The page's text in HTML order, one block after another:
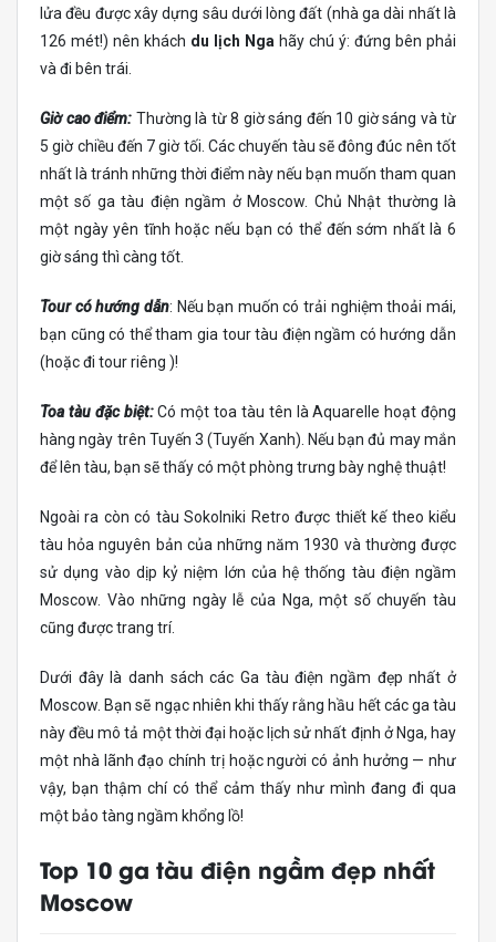
lửa đều được xây dựng sâu dưới lòng đất (nhà ga dài nhất là
126 mét!) nên khách du lịch Nga hãy chú ý: đứng bên phải
và đi bên trái.
Giờ cao điểm: Thường là từ 8 giờ sáng đến 10 giờ sáng và từ
5 giờ chiều đến 7 giờ tối. Các chuyến tàu sẽ đông đúc nên tốt
nhất là tránh những thời điểm này nếu bạn muốn tham quan
một số ga tàu điện ngầm ở Moscow. Chủ Nhật thường là
một ngày yên tĩnh hoặc nếu bạn có thể đến sớm nhất là 6
giờ sáng thì càng tốt.
Tour có hướng dẫn: Nếu bạn muốn có trải nghiệm thoải mái,
bạn cũng có thể tham gia tour tàu điện ngầm có hướng dẫn
(hoặc đi tour riêng )!
Toa tàu đặc biệt:Có một toa tàu tên là Aquarelle hoạt động
hàng ngày trên Tuyến 3 (Tuyến Xanh). Nếu bạn đủ may mắn
để lên tàu, bạn sẽ thấy có một phòng trưng bày nghệ thuật!
Ngoài ra còn có tàu Sokolniki Retro được thiết kế theo kiểu
tàu hỏa nguyên bản của những năm 1930 và thường được
sử dụng vào dịp kỷ niệm lớn của hệ thống tàu điện ngầm
Moscow. Vào những ngày lễ của Nga, một số chuyến tàu
cũng được trang trí.
Dưới đây là danh sách các Ga tàu điện ngầm đẹp nhất ở
Moscow. Bạn sẽ ngạc nhiên khi thấy rằng hầu hết các ga tàu
này đều mô tả một thời đại hoặc lịch sử nhất định ở Nga, hay
một nhà lãnh đạo chính trị hoặc người có ảnh hưởng — như
vậy, bạn thậm chí có thể cảm thấy như mình đang đi qua
một bảo tàng ngầm khổng lồ!
Top 10 ga tàu điện ngầm đẹp nhất
Moscow